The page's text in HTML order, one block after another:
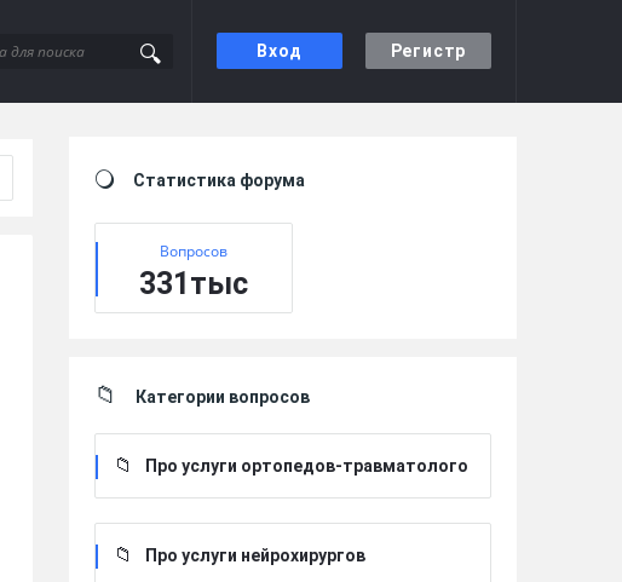
Вход Регистр
Статистика форума
Вопросов
331тыс
Категории вопросов
Про услуги ортопедов-травматолого
Про услуги нейрохирургов